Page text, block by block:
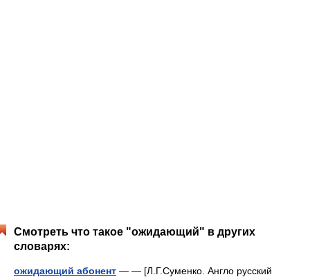
Смотреть что такое "ожидающий" в других
словарях:
ожидающий абонент — — [Л.Г.Суменко. Англо русский